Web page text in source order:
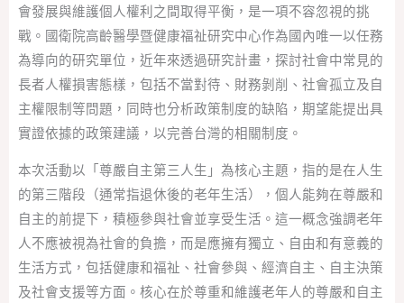
會發展與維護個人權利之間取得平衡，是一項不容忽視的挑
戰。國衛院高齡醫學暨健康福祉研究中心作為國內唯一以任務
為導向的研究單位，近年來透過研究計畫，探討社會中常見的
長者人權損害態樣，包括不當對待、財務剝削、社會孤立及自
主權限制等問題，同時也分析政策制度的缺陷，期望能提出具
實證依據的政策建議，以完善台灣的相關制度。
本次活動以「尊嚴自主第三人生」為核心主題，指的是在人生
的第三階段（通常指退休後的老年生活），個人能夠在尊嚴和
自主的前提下，積極參與社會並享受生活。這一概念強調老年
人不應被視為社會的負擔，而是應擁有獨立、自由和有意義的
生活方式，包括健康和福祉、社會參與、經濟自主、自主決策
及社會支援等方面。核心在於尊重和維護老年人的尊嚴和自主